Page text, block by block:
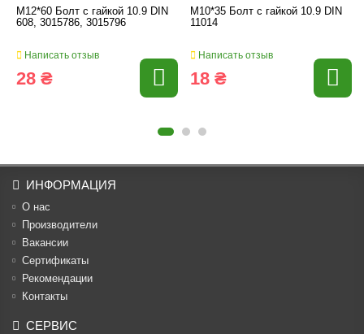
M12*60 Болт с гайкой 10.9 DIN
608, 3015786, 3015796
Написать отзыв
28 ₴
M10*35 Болт с гайкой 10.9 DIN
11014
Написать отзыв
18 ₴
ИНФОРМАЦИЯ
О нас
Производители
Вакансии
Cертификаты
Рекомендации
Контакты
СЕРВИС